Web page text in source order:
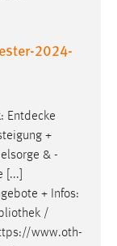
2024-
: Entdecke
+
& -
+ Infos:
/
www.oth-